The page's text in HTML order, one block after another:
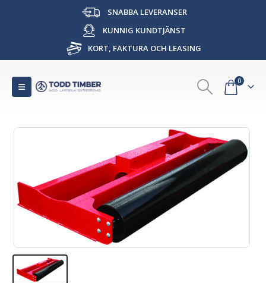
SNABBA LEVERANSER
KUNNIG KUNDTJÄNST
KORT, FAKTURA OCH LEASING
0